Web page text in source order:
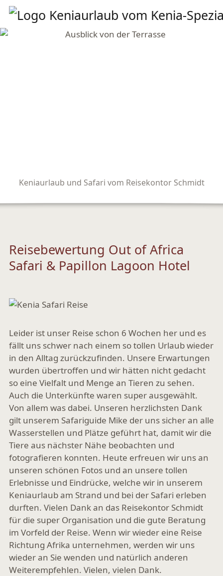
Keniaurlaub und Safari vom Reisekontor Schmidt
Reisebewertung Out of Africa
Safari & Papillon Lagoon Hotel
Leider ist unser Reise schon 6 Wochen her und es
fällt uns schwer nach einem so tollen Urlaub wieder
in den Alltag zurückzufinden. Unsere Erwartungen
wurden übertroffen und wir hätten nicht gedacht
so eine Vielfalt und Menge an Tieren zu sehen.
Auch die Unterkünfte waren super ausgewählt.
Von allem was dabei. Unseren herzlichsten Dank
gilt unserem Safariguide Mike der uns sicher an alle
Wasserstellen und Plätze geführt hat, damit wir die
Tiere aus nächster Nähe beobachten und
fotografieren konnten. Heute erfreuen wir uns an
unseren schönen Fotos und an unsere tollen
Erlebnisse und Eindrücke, welche wir in unserem
Keniaurlaub am Strand und bei der Safari erleben
durften. Vielen Dank an das Reisekontor Schmidt
für die super Organisation und die gute Beratung
im Vorfeld der Reise. Wenn wir wieder eine Reise
Richtung Afrika unternehmen, werden wir uns
wieder an Sie wenden und natürlich anderen
Weiterempfehlen. Vielen, vielen Dank.